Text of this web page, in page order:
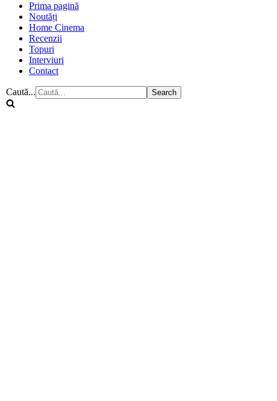
Prima pagină
Noutăți
Home Cinema
Recenzii
Topuri
Interviuri
Contact
Caută...